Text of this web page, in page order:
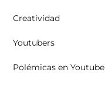
Creatividad
Youtubers
Polémicas en Youtube